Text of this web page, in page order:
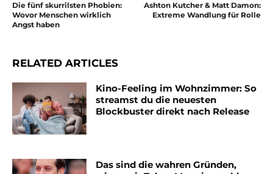
Die fünf skurrilsten Phobien:
Wovor Menschen wirklich
Angst haben
Ashton Kutcher & Matt Damon:
Extreme Wandlung für Rolle
RELATED ARTICLES
Kino-Feeling im Wohnzimmer: So
streamst du die neuesten
Blockbuster direkt nach Release
Das sind die wahren Gründen,